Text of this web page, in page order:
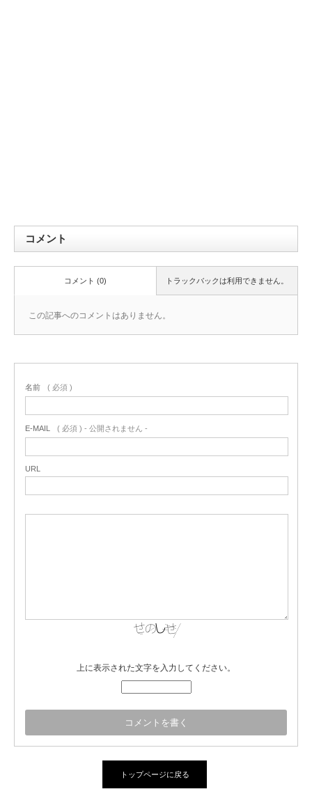
コメント
トラックバックは利用できません。
コメント (0)
この記事へのコメントはありません。
名前 ( 必須 )
E-MAIL ( 必須 ) - 公開されません -
URL
上に表示された文字を入力してください。
トップページに戻る